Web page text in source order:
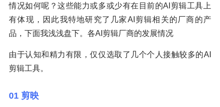
情况如何呢？这些能力或多或少有在目前的AI剪辑工具上
有体现，因此我特地研究了几家AI剪辑相关的厂商的产
品，下面我浅浅盘下。各AI剪辑厂商的发展情况
由于认知和精力有限，仅仅选取了几个个人接触较多的AI
剪辑工具。
01 剪映